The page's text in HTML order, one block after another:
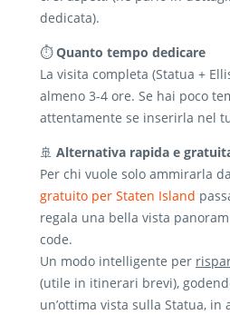
dedicata).
⏱️Quanto tempo dedicare
La visita completa (Statua +
almeno 3-4 ore. Se hai poco
attentamente se inserirla nel
🚢 Alternativa rapida e
Per chi vuole solo ammirarla
gratuito per Staten Island
regala una bella vista
code.
Un modo intelligente per
(utile in itinerari brevi),
un’ottima vista sulla Statua, in